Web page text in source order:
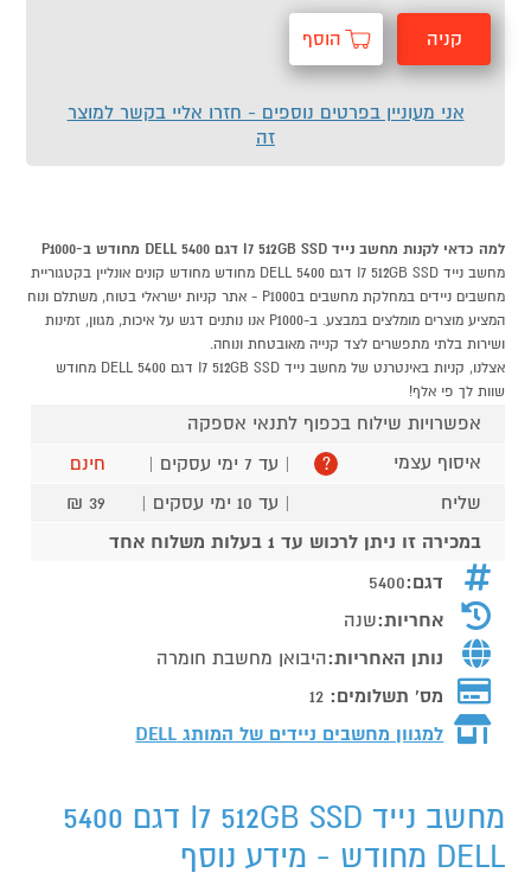
קניה הוסף
אני מעוניין בפרטים נוספים - חזרו אליי בקשר למוצר
זה
למה כדאי לקנות מחשב נייד I7 512GB SSD דגם 5400 DELL מחודש ב-P1000
מחשב נייד I7 512GB SSD דגם 5400 DELL מחודש מחודש קונים אונליין בקטגוריית
מחשבים ניידים במחלקת מחשבים בP1000 - אתר קניות ישראלי בטוח, משתלם ונוח
המציע מוצרים מומלצים במבצע. ב-P1000 אנו נותנים דגש על איכות, מגוון, זמינות
ושירות בלתי מתפשרים לצד קנייה מאובטחת ונוחה.
אצלנו, קניות באינטרנט של מחשב נייד I7 512GB SSD דגם 5400 DELL מחודש
שוות לך פי אלף!
אפשרויות שילוח בכפוף לתנאי אספקה
איסוף עצמי
? | עד 7 ימי עסקים |
חינם
שליח
| עד 10 ימי עסקים |
39 ₪
במכירה זו ניתן לרכוש עד 1 בעלות משלוח אחד
דגם:5400
אחריות:שנה
נותן האחריות:היבואן מחשבת חומרה
מס' תשלומים: 12
למגוון מחשבים ניידים של המותג DELL
מחשב נייד I7 512GB SSD דגם 5400
DELL מחודש - מידע נוסף